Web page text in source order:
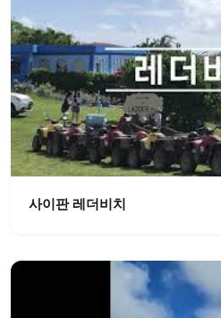
사이판 레더비치